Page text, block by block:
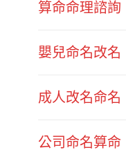
算命命理諮詢
嬰兒命名改名
成人改名命名
公司命名算命